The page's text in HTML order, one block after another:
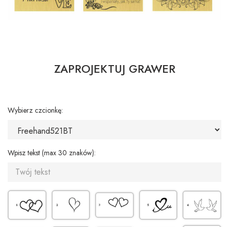
ZAPROJEKTUJ GRAWER
Wybierz czcionkę:
Wpisz tekst (max 30 znaków):